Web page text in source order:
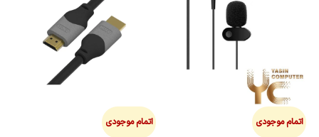
اتمام موجودی اتمام موجودی